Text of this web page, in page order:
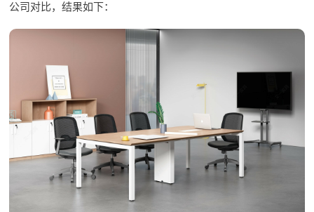
公司对比，结果如下：